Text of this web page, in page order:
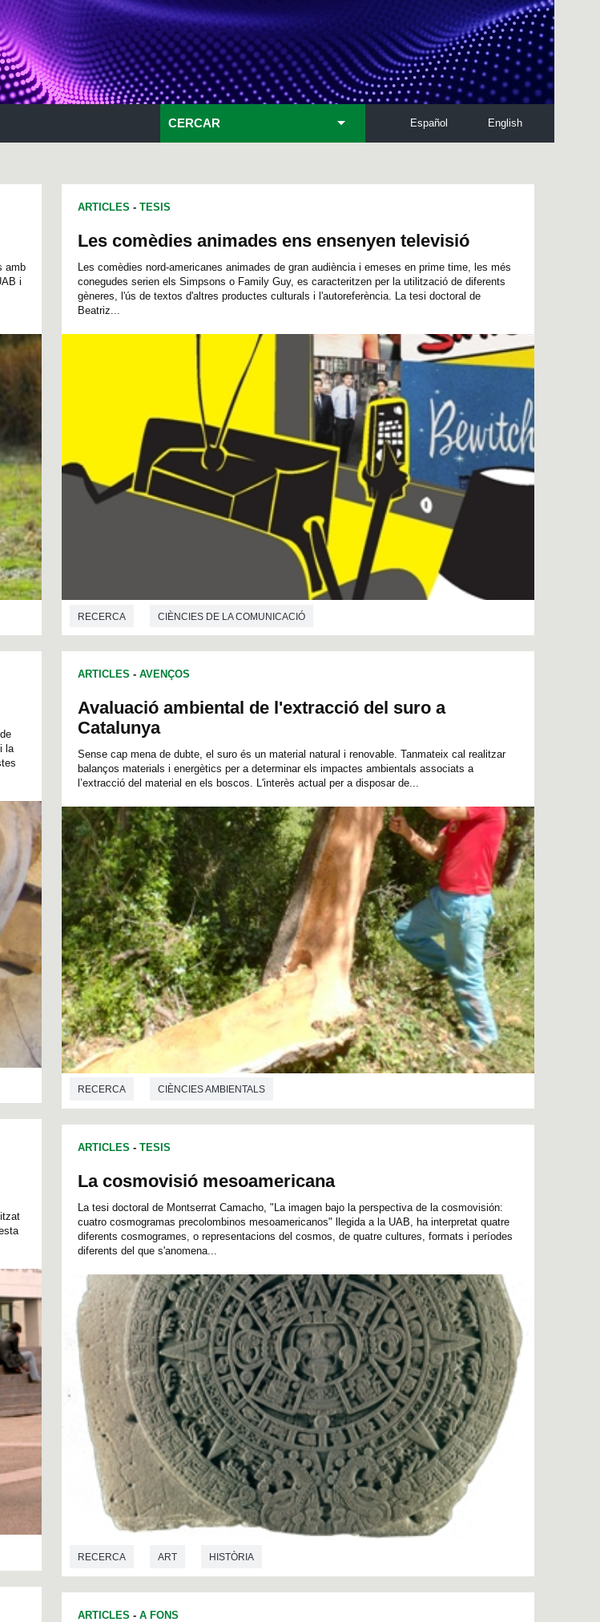
English
Español
CERCAR
amb
i
la
ARTICLES - TESIS
Les comèdies animades ens ensenyen televisió
Les comèdies nord-americanes animades de gran audiència i emeses en prime time, les més
conegudes serien els Simpsons o Family Guy, es caracteritzen per la utilització de diferents
gèneres, l'ús de textos d'altres productes culturals i l'autoreferència. La tesi doctoral de
Beatriz...
RECERCA CIÈNCIES DE LA COMUNICACIÓ
ARTICLES - AVENÇOS
Avaluació ambiental de l'extracció del suro a
Catalunya
Sense cap mena de dubte, el suro és un material natural i renovable. Tanmateix cal realitzar
balanços materials i energètics per a determinar els impactes ambientals associats a
l’extracció del material en els boscos. L'interès actual per a disposar de...
RECERCA CIÈNCIES AMBIENTALS
ARTICLES - TESIS
La cosmovisió mesoamericana
La tesi doctoral de Montserrat Camacho, "La imagen bajo la perspectiva de la cosmovisión:
cuatro cosmogramas precolombinos mesoamericanos" llegida a la UAB, ha interpretat quatre
diferents cosmogrames, o representacions del cosmos, de quatre cultures, formats i períodes
diferents del que s'anomena...
RECERCA ART HISTÒRIA
ARTICLES - A FONS